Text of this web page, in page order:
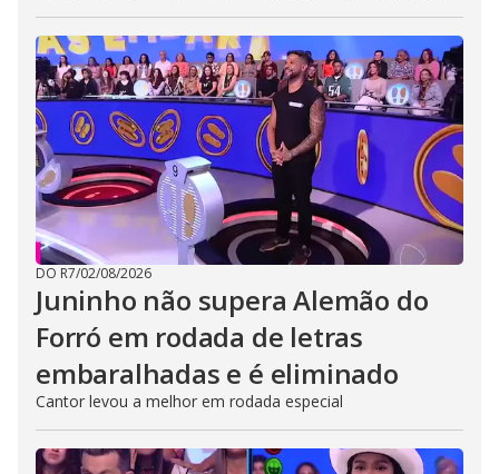
DO R7/02/08/2026
Juninho não supera Alemão do
Forró em rodada de letras
embaralhadas e é eliminado
Cantor levou a melhor em rodada especial